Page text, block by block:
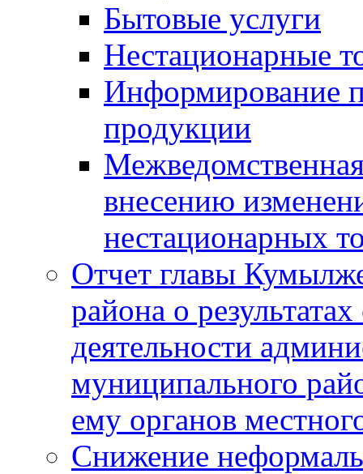
Бытовые услуги
Нестационарные
Информирование
продукции
внесению
нестационарных
Отчет главы
района о
деятельности
муниципального
ему органов
Снижение